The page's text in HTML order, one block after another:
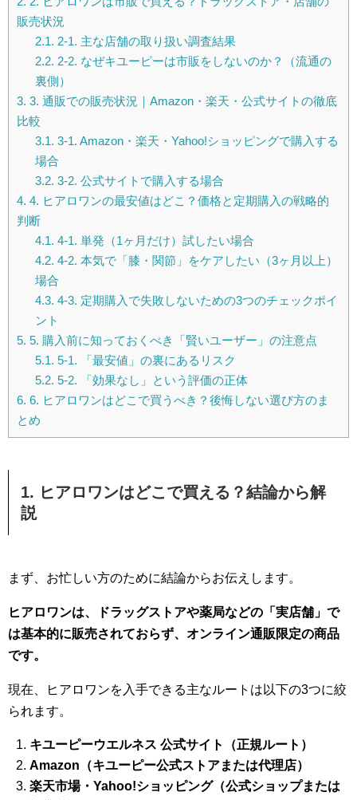
販売状況
2.1. 2-1. 主な店舗の取り扱い調査結果
2.2. 2-2. なぜキユーピーは市販をしないのか？（流通の
裏側）
3. 3. 通販での販売状況｜Amazon・楽天・公式サイトの徹底
比較
3.1. 3-1. Amazon・楽天・Yahoo!ショッピングで購入する
場合
3.2. 3-2. 公式サイトで購入する場合
4. 4. ヒアロワンの最安値はどこ？価格と定期購入の戦略的
判断
4.1. 4-1. 単発（1ヶ月だけ）試したい場合
4.2. 4-2. 本気で「膝・関節」をケアしたい（3ヶ月以上）
場合
4.3. 4-3. 定期購入で失敗しないための3つのチェックポイ
ント
5. 5. 購入前に知っておくべき「賢いユーザー」の注意点
5.1. 5-1. 「最安値」の裏にあるリスク
5.2. 5-2. 「効果なし」という評価の正体
6. 6. ヒアロワンはどこで買うべき？後悔しない選び方のま
とめ
1. ヒアロワンはどこで買える？結論から解
説
まず、お忙しい方のために結論からお伝えします。
ヒアロワンは、ドラッグストアや薬局などの「実店舗」で
は基本的に販売されておらず、オンライン通販限定の商品
です。
現在、ヒアロワンを入手できる主なルートは以下の3つに絞
られます。
キユーピーウエルネス 公式サイト（正規ルート）
Amazon（キユーピー公式ストアまたは代理店）
楽天市場・Yahoo!ショッピング（公式ショップまたは